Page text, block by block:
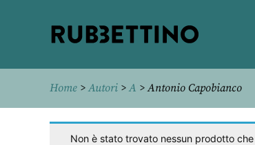
Home >Autori >A > Antonio Capobianco
Non è stato trovato nessun prodotto